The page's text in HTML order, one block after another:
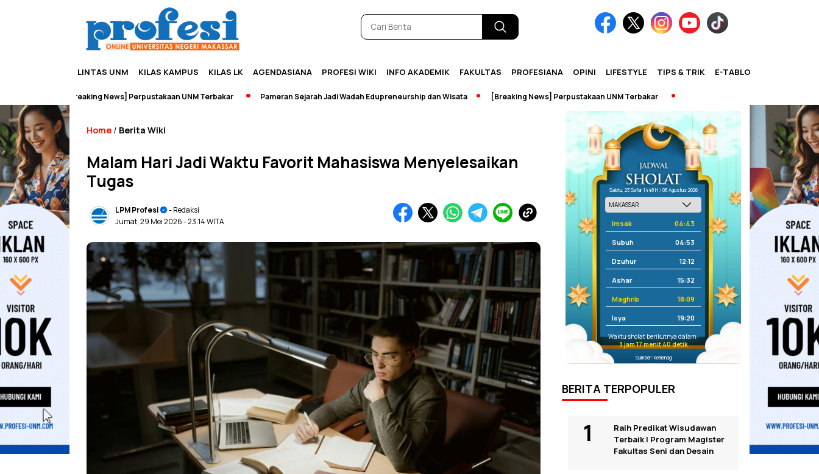
LINTAS UNM KILAS KAMPUS KILAS LK AGENDASIANA PROFESI WIKI INFO AKADEMIK FAKULTAS PROFESIANA OPINI LIFESTYLE TIPS & TRIK E-TABLOID
[Breaking News] Perpustakaan UNM Terbakar Pameran Sejarah Jadi Wadah Edupreneurship dan Wisata [Breaking News] Perpustakaan UNM Terbakar
Home / Berita Wiki
Malam Hari Jadi Waktu Favorit Mahasiswa Menyelesaikan
Tugas
LPM Profesi
- Redaksi
Jumat, 29 Mei 2026- 23:14 WITA
Sabtu, 23 Safar 1448 H / 08 Agustus 2026
Imsak 04:43
Subuh 04:53
Dzuhur 12:12
Ashar 15:32
Maghrib 18:09
Isya 19:20
Waktu sholat berikutnya dalam:
3 jam 17 menit 39 detik
Sumber: Kemenag
BERITA TERPOPULER
Raih Predikat Wisudawan
Terbaik I Program Magister
Fakultas Seni dan Desain